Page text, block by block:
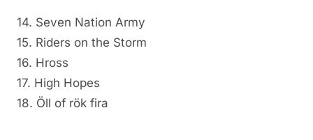
14. Seven Nation Army
15. Riders on the Storm
16. Hross
17. High Hopes
18. Öll of rök fira